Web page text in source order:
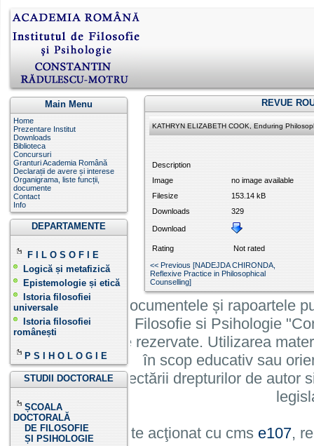
Main Menu
Home
Prezentare Institut
Downloads
Biblioteca
Concursuri
Granturi Academia Română
Declarații de avere și interese
Organigrama, liste funcții,
documente
Contact
Info
DEPARTAMENTE
F I L O S O F I E
Logică și metafizică
Epistemologie și etică
Istoria filosofiei
universale
Istoria filosofiei
românești
P S I H O L O G I E
STUDII DOCTORALE
ȘCOALA
DOCTORALĂ
DE FILOSOFIE
ȘI PSIHOLOGIE
REVUE
KATHRYN ELIZABETH COOK, Enduring
Description
Image
no image available
Filesize
153.14 kB
Downloads
329
Download
Rating
Not rated
<< Previous [NADEJDA CHIRONDA,
Reflexive Practice in Philosophical
Counselling]
Informatiile, documentele și rapoartele
Institutului de Filosofie si Psihologie
cu toate drepturile rezervate. Utilizarea
în scop educativ sau
cu condiția respectării drepturilor de autor
Site acţionat cu cms e107,